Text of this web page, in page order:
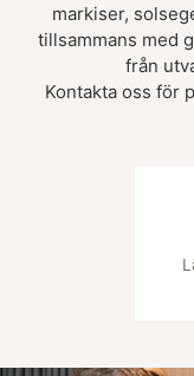
markiser,
tillsammans med
från
Kontakta oss för